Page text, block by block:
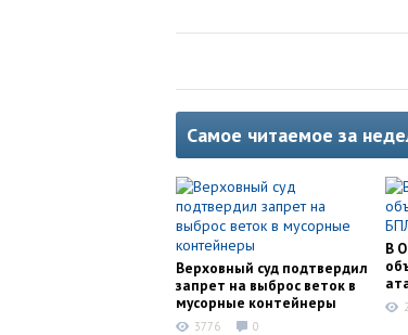
Самое читаемое за
Верховный суд подтвердил
запрет на выброс веток в
мусорные контейнеры
3776 0
В